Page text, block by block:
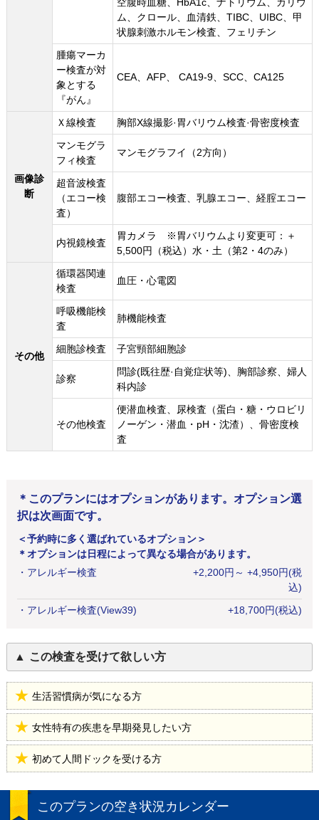
空腹時血糖、HbA1c、ナトリウム、カリウ
ム、クロール、血清鉄、TIBC、UIBC、甲
状腺刺激ホルモン検査、フェリチン
腫瘍マーカ
ー検査が対
象とする
『がん』
CEA、AFP、 CA19-9、SCC、CA125
画像診
断
Ｘ線検査
胸部X線撮影·胃バリウム検査·骨密度検査
マンモグラ
フィ検査
マンモグラフイ（2方向）
超音波検査
（エコー検
査）
腹部エコー検査、乳腺エコー、経腟エコー
内視鏡検査
胃カメラ ※胃バリウムより変更可：＋
5,500円（税込）水・土（第2・4のみ）
その他
循環器関連
検査
血圧・心電図
呼吸機能検
査
肺機能検査
細胞診検査 子宮頸部細胞診
診察
問診(既往歴·自覚症状等)、胸部診察、婦人
科内診
その他検査
便潜血検査、尿検査（蛋白・糖・ウロビリ
ノーゲン・潜血・pH・沈渣）、骨密度検
査
＊このプランにはオプションがあります。オプション選
択は次画面です。
＜予約時に多く選ばれているオプション＞
＊オプションは日程によって異なる場合があります。
・ アレルギー検査 +2,200円 ～ +4,950円(税
込)
・ アレルギー検査(View39) +18,700円(税込)
この検査を受けて欲しい方
生活習慣病が気になる方
女性特有の疾患を早期発見したい方
初めて人間ドックを受ける方
このプランの空き状況カレンダー